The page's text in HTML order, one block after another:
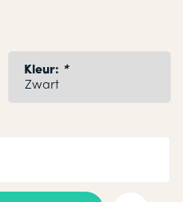
Kleur: *